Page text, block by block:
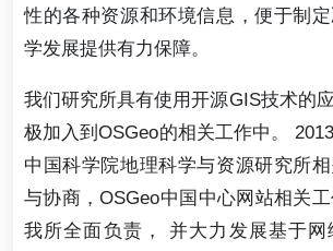
性的各种资源和环境信息，便于制
学发展提供有力保障。
我们研究所具有使用开源GIS技术的
极加入到OSGeo的相关工作中。
中国科学院地理科学与资源研究所
与协商，OSGeo中国中心网站相关
我所全面负责， 并大力发展基于